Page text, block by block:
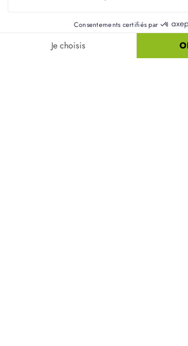
LIRE TOUS NOS CONSEILS